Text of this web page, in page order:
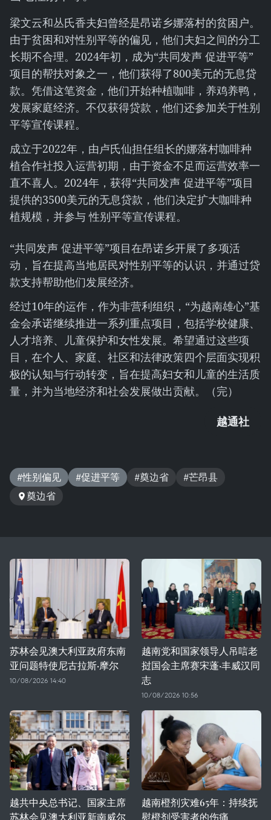
梁文云和丛氏香夫妇曾经是昂诺乡娜落村的贫困户。
由于贫困和对性别平等的偏见，他们夫妇之间的分工
长期不合理。2024年初，成为“共同发声 促进平等”
项目的帮扶对象之一，他们获得了800美元的无息贷
款。凭借这笔资金，他们开始种植咖啡，养鸡养鸭，
发展家庭经济。不仅获得贷款，他们还参加关于性别
平等宣传课程。
成立于2022年，由卢氏仙担任组长的娜落村咖啡种
植合作社投入运营初期，由于资金不足而运营效率一
直不喜人。2024年，获得“共同发声 促进平等”项目
提供的3500美元的无息贷款，他们决定扩大咖啡种
植规模，并参与 性别平等宣传课程。
“共同发声 促进平等”项目在昂诺乡开展了多项活
动，旨在提高当地居民对性别平等的认识，并通过贷
款支持帮助他们发展经济。
经过10年的运作，作为非营利组织，“为越南雄心”基
金会承诺继续推进一系列重点项目，包括学校健康、
人才培养、儿童保护和女性发展。希望通过这些项
目，在个人、家庭、社区和法律政策四个层面实现积
极的认知与行动转变，旨在提高妇女和儿童的生活质
量，并为当地经济和社会发展做出贡献。（完）
越通社
#性别偏见 #促进平等 #奠边省
#芒昂县
奠边省
苏林会见澳大利亚政府东南
亚问题特使尼古拉斯·摩尔
10/08/2026 14:40
越南党和国家领导人吊唁老
挝国会主席赛宋蓬·丰威汉同
志
10/08/2026 10:56
越共中央总书记、国家主席
苏林会见澳大利亚新南威尔
越南橙剂灾难65年：持续抚
慰橙剂受害者的伤痛